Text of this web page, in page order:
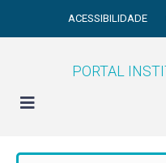
ACESSIBILIDADE
PORTAL